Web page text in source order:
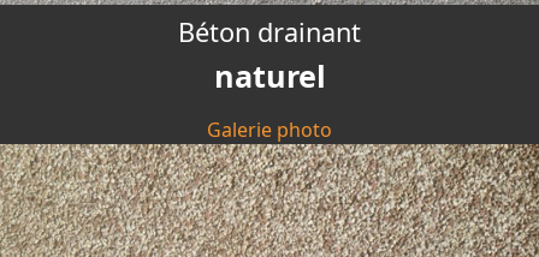
Béton drainant
naturel
Galerie photo